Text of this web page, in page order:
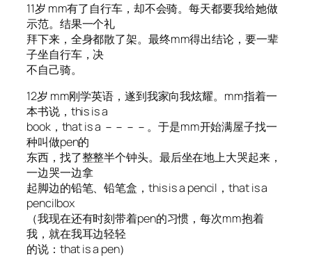
11岁 mm有了自行车，却不会骑。每天都要我给她做
示范。结果一个礼
拜下来，全身都散了架。最终mm得出结论，要一辈
子坐自行车，决
不自己骑。
12岁 mm刚学英语，遂到我家向我炫耀。mm指着一
本书说，this is a
book，that is a －－－－。于是mm开始满屋子找一
种叫做pen的
东西，找了整整半个钟头。最后坐在地上大哭起来，
一边哭一边拿
起脚边的铅笔、铅笔盒，this is a pencil，that is a
pencilbox
（我现在还有时刻带着pen的习惯，每次mm抱着
我，就在我耳边轻轻
的说：that is a pen）